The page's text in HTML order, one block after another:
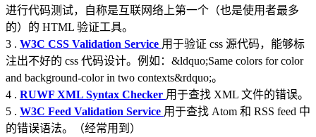
进行代码测试，自称是互联网络上第一个（也是使用者最多
的）的 HTML 验证工具。
3 . W3C CSS Validation Service 用于验证 css 源代码，能够标
注出不好的 css 代码设计。例如：&ldquo;Same colors for color
and background-color in two contexts&rdquo;。
4 . RUWF XML Syntax Checker 用于查找 XML 文件的错误。
5 . W3C Feed Validation Service 用于查找 Atom 和 RSS feed 中
的错误语法。（经常用到）